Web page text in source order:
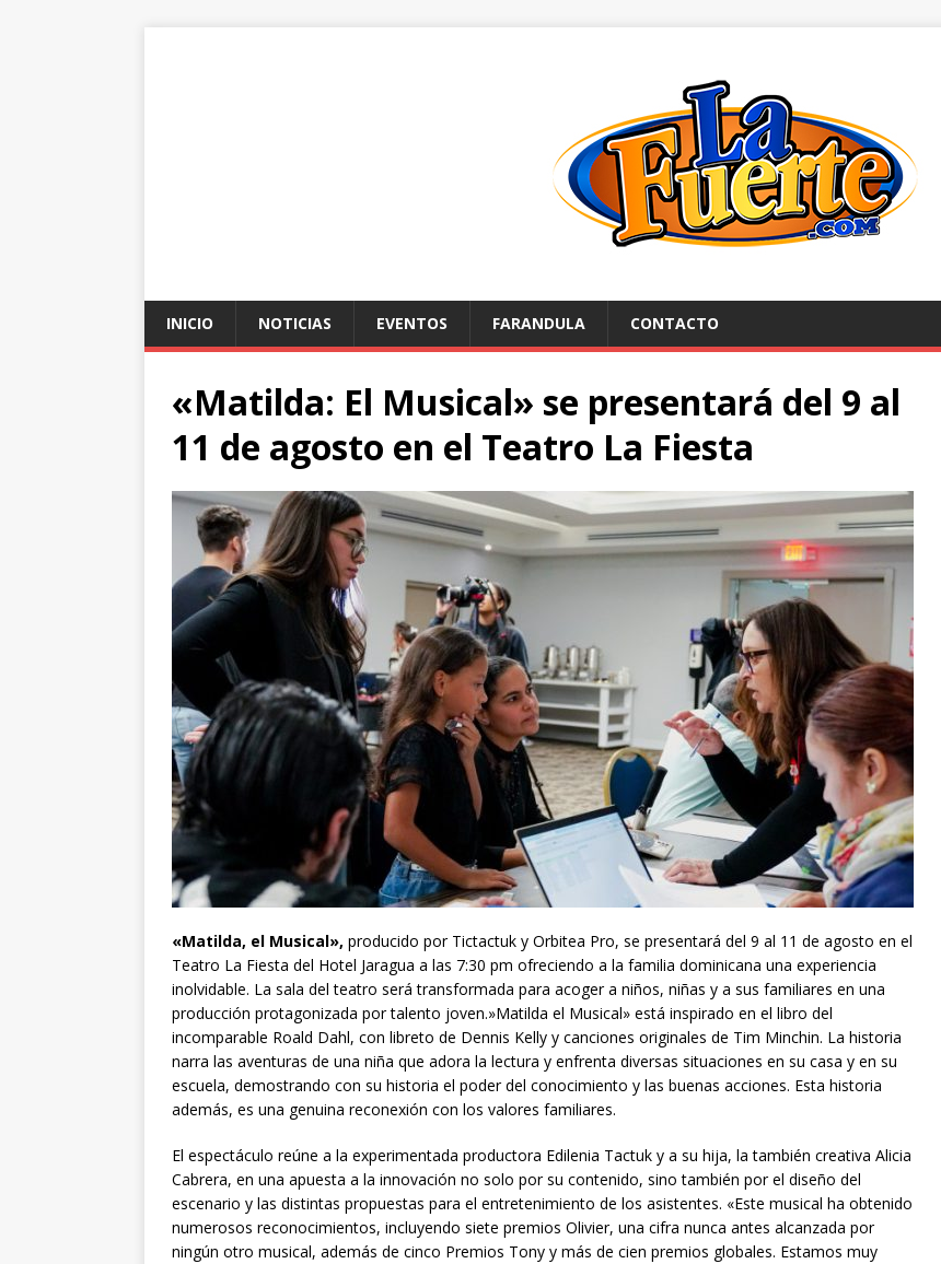
INICIO NOTICIAS EVENTOS FARANDULA CONTACTO
«Matilda: El Musical» se presentará del 9 al
11 de agosto en el Teatro La Fiesta
«Matilda, el Musical», producido por Tictactuk y Orbitea Pro, se presentará del 9 al 11 de agosto en el
Teatro La Fiesta del Hotel Jaragua a las 7:30 pm ofreciendo a la familia dominicana una experiencia
inolvidable. La sala del teatro será transformada para acoger a niños, niñas y a sus familiares en una
producción protagonizada por talento joven.»Matilda el Musical» está inspirado en el libro del
incomparable Roald Dahl, con libreto de Dennis Kelly y canciones originales de Tim Minchin. La historia
narra las aventuras de una niña que adora la lectura y enfrenta diversas situaciones en su casa y en su
escuela, demostrando con su historia el poder del conocimiento y las buenas acciones. Esta historia
además, es una genuina reconexión con los valores familiares.
El espectáculo reúne a la experimentada productora Edilenia Tactuk y a su hija, la también creativa Alicia
Cabrera, en una apuesta a la innovación no solo por su contenido, sino también por el diseño del
escenario y las distintas propuestas para el entretenimiento de los asistentes. «Este musical ha obtenido
numerosos reconocimientos, incluyendo siete premios Olivier, una cifra nunca antes alcanzada por
ningún otro musical, además de cinco Premios Tony y más de cien premios globales. Estamos muy